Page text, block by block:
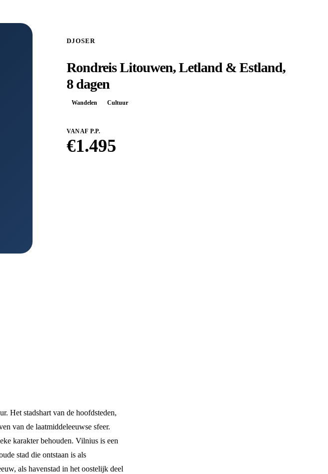
DJOSER
Rondreis Litouwen, Letland & Estland,
8 dagen
Wandelen Cultuur
VANAF P.P.
€1.495
Het stadshart van de hoofdsteden,
van de laatmiddeleeuwse sfeer.
karakter behouden. Vilnius is een
stad die ontstaan is als
als havenstad in het oostelijk deel